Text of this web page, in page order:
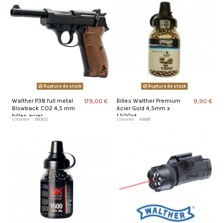
Rupture de stock
Walther P38 full metal
Blowback CO2 4,5 mm
billes acier
Umarex 58089
179,00 €
Rupture de stock
Billes Walther Premium
Acier Gold 4,5mm x
1.500rd
Umarex 41668
9,90 €